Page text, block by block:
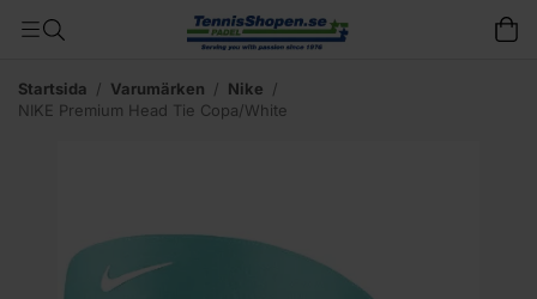
Startsida / Varumärken / Nike /
NIKE Premium Head Tie Copa/White